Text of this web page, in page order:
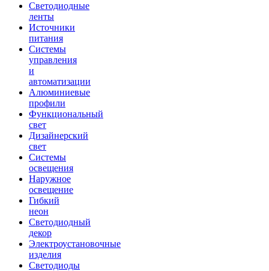
Светодиодные
ленты
Источники
питания
Системы
управления
и
автоматизации
Алюминиевые
профили
Функциональный
свет
Дизайнерский
свет
Системы
освещения
Наружное
освещение
Гибкий
неон
Светодиодный
декор
Электроустановочные
изделия
Светодиоды